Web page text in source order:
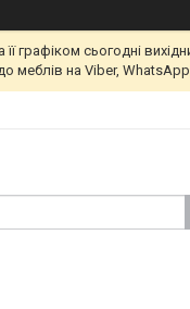
сьогодні
меблів на Viber,